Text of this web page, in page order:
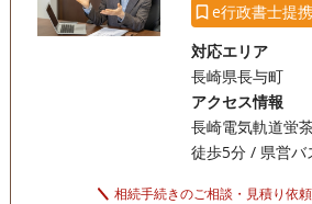
e行政書士提携
対応エリア
長崎県長与町
アクセス情報
長崎電気軌道蛍
徒歩5分 / 県営バ
相続手続きのご相談・見積り依